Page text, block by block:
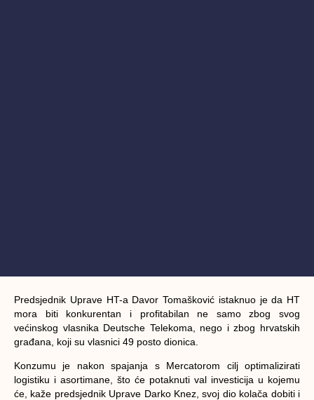
Predsjednik Uprave HT-a Davor Tomašković istaknuo je da HT
mora biti konkurentan i profitabilan ne samo zbog svog
većinskog vlasnika Deutsche Telekoma, nego i zbog hrvatskih
građana, koji su vlasnici 49 posto dionica.
Konzumu je nakon spajanja s Mercatorom cilj optimalizirati
logistiku i asortimane, što će potaknuti val investicija u kojemu
će, kaže predsjednik Uprave Darko Knez, svoj dio kolača dobiti i